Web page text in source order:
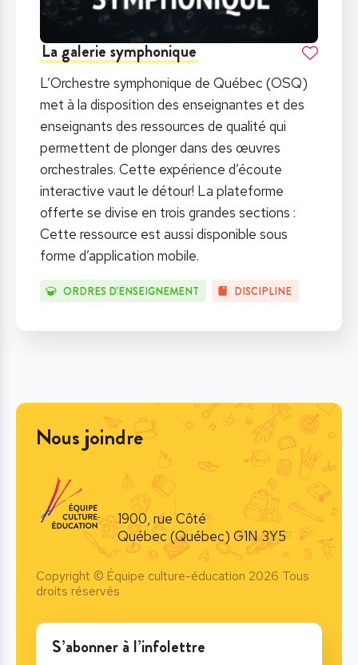
La galerie symphonique
L’Orchestre symphonique de Québec (OSQ)
met à la disposition des enseignantes et des
enseignants des ressources de qualité qui
permettent de plonger dans des œuvres
orchestrales. Cette expérience d’écoute
interactive vaut le détour! La plateforme
offerte se divise en trois grandes sections :
Cette ressource est aussi disponible sous
forme d’application mobile.
ORDRES D'ENSEIGNEMENT DISCIPLINE
Nous joindre
1900, rue Côté
Québec (Québec) G1N 3Y5
Copyright © Équipe culture-éducation 2026 Tous
droits réservés
S’abonner à l’infolettre